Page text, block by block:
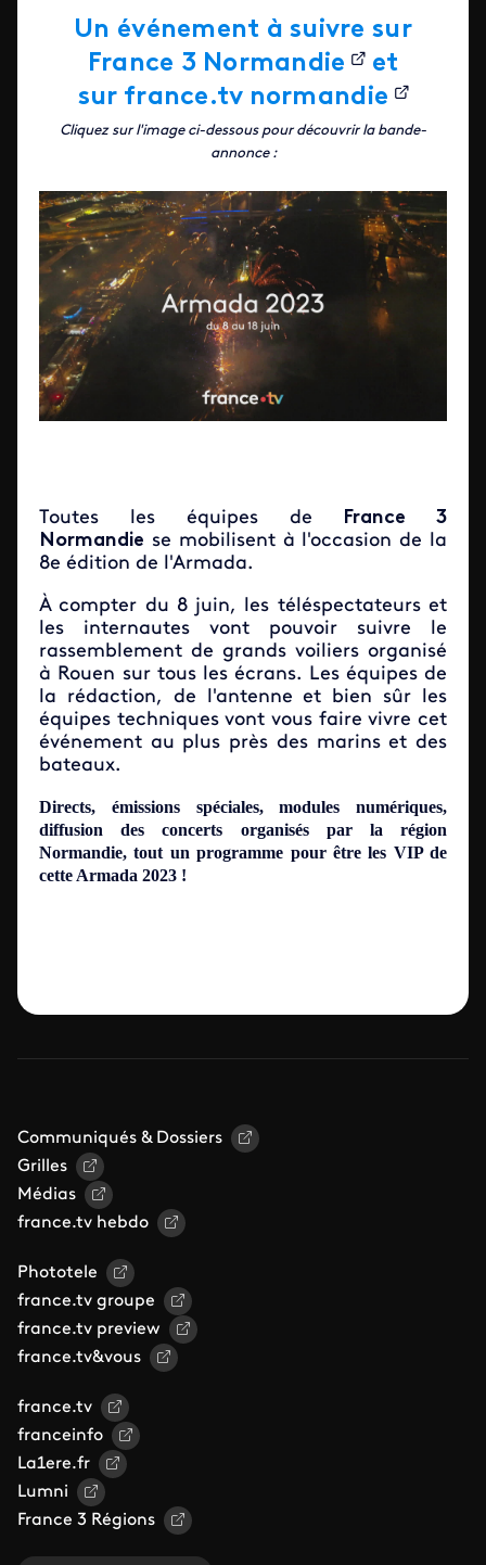
Un événement à suivre sur
France 3 Normandie
et
sur france.tv normandie
Cliquez sur l'image ci-dessous pour découvrir la bande-
annonce :
Toutes les équipes de France 3
Normandie se mobilisent à l'occasion de la
8e édition de l'Armada.
À compter du 8 juin, les téléspectateurs et
les internautes vont pouvoir suivre le
rassemblement de grands voiliers organisé
à Rouen sur tous les écrans. Les équipes de
la rédaction, de l'antenne et bien sûr les
équipes techniques vont vous faire vivre cet
événement au plus près des marins et des
bateaux.
Directs, émissions spéciales, modules numériques,
diffusion des concerts organisés par la région
Normandie, tout un programme pour être les VIP de
cette Armada 2023 !
Communiqués & Dossiers
Grilles
Médias
france.tv hebdo
Phototele
france.tv groupe
france.tv preview
france.tv&vous
france.tv
franceinfo
La1ere.fr
Lumni
France 3 Régions